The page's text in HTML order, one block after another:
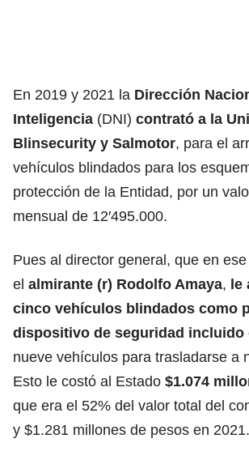
En 2019 y 2021 la Dirección
Inteligencia (DNI) contrató a la
Blinsecurity y Salmotor, para el
vehículos blindados para los
protección de la Entidad, por un
mensual de 12′495.000.
Pues al director general, que en
el almirante (r) Rodolfo Amaya, le
cinco vehículos blindados como
dispositivo de seguridad incluido
nueve vehículos para trasladarse a
Esto le costó al Estado $1.074
que era el 52% del valor total del
y $1.281 millones de pesos en 2021.